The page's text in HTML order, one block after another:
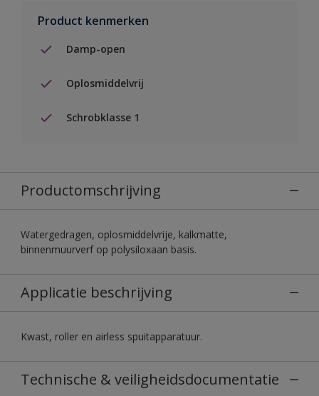
Product kenmerken
Damp-open
Oplosmiddelvrij
Schrobklasse 1
Productomschrijving
Watergedragen, oplosmiddelvrije, kalkmatte,
binnenmuurverf op polysiloxaan basis.
Applicatie beschrijving
Kwast, roller en airless spuitapparatuur.
Technische & veiligheidsdocumentatie